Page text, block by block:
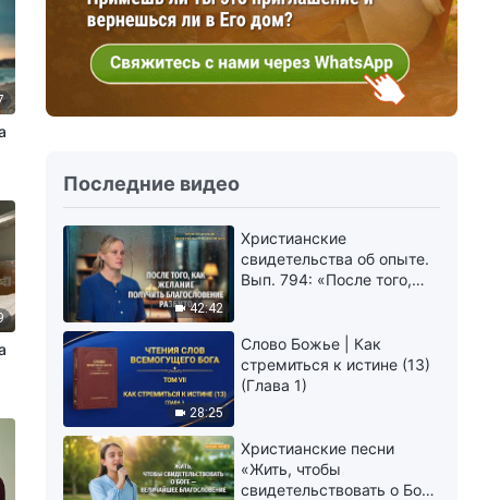
Последние видео
42:42
Христианские
свидетельства об опыте.
Вып. 794: «После того,
28:25
Слово Божье | Как
стремиться к истине (13)
(Глава 1)
Христианские песни
«Жить, чтобы
свидетельствовать о Боге